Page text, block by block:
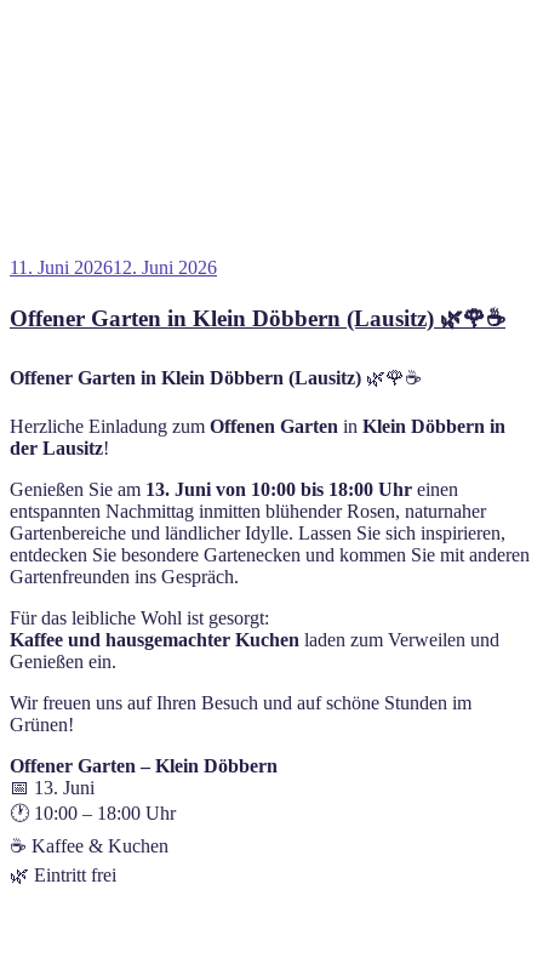
Veröffentlicht
11. Juni 202612. Juni 2026
Offener Garten in Klein Döbbern (Lausitz) 🌿🌹☕
Offener Garten in Klein Döbbern (Lausitz) 🌿🌹☕
Herzliche Einladung zum Offenen Garten in Klein Döbbern in
der Lausitz!
Genießen Sie am 13. Juni von 10:00 bis 18:00 Uhr einen
entspannten Nachmittag inmitten blühender Rosen, naturnaher
Gartenbereiche und ländlicher Idylle. Lassen Sie sich inspirieren,
entdecken Sie besondere Gartenecken und kommen Sie mit anderen
Gartenfreunden ins Gespräch.
Für das leibliche Wohl ist gesorgt:
Kaffee und hausgemachter Kuchen laden zum Verweilen und
Genießen ein.
Wir freuen uns auf Ihren Besuch und auf schöne Stunden im
Grünen!
Offener Garten – Klein Döbbern
📅 13. Juni
🕐 10:00 – 18:00 Uhr
☕ Kaffee & Kuchen
🌿 Eintritt frei